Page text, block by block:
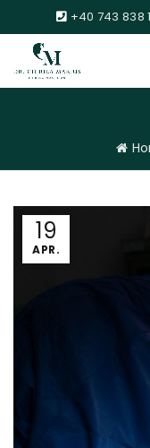
+40 743 838
19
APR.